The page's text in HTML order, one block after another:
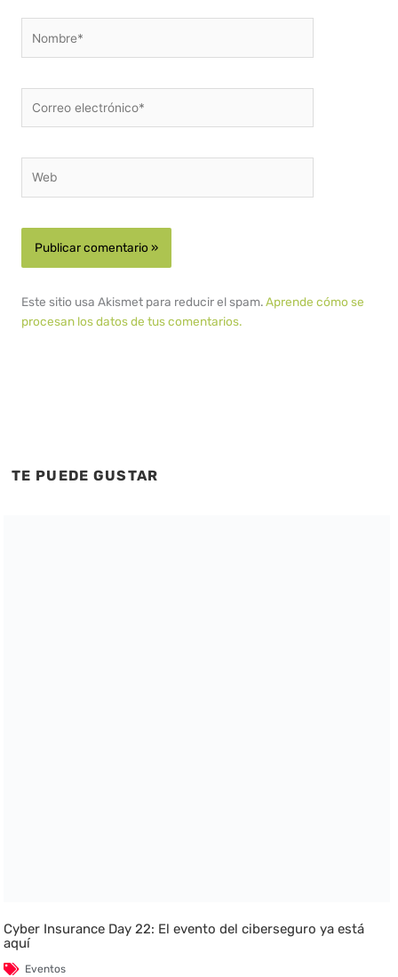
electrónico*
Este sitio usa Akismet para reducir el spam.Aprende cómo se
procesan los datos de tus comentarios.
TE PUEDE GUSTAR
Cyber Insurance Day 22: El evento del ciberseguro ya está
aquí
Eventos